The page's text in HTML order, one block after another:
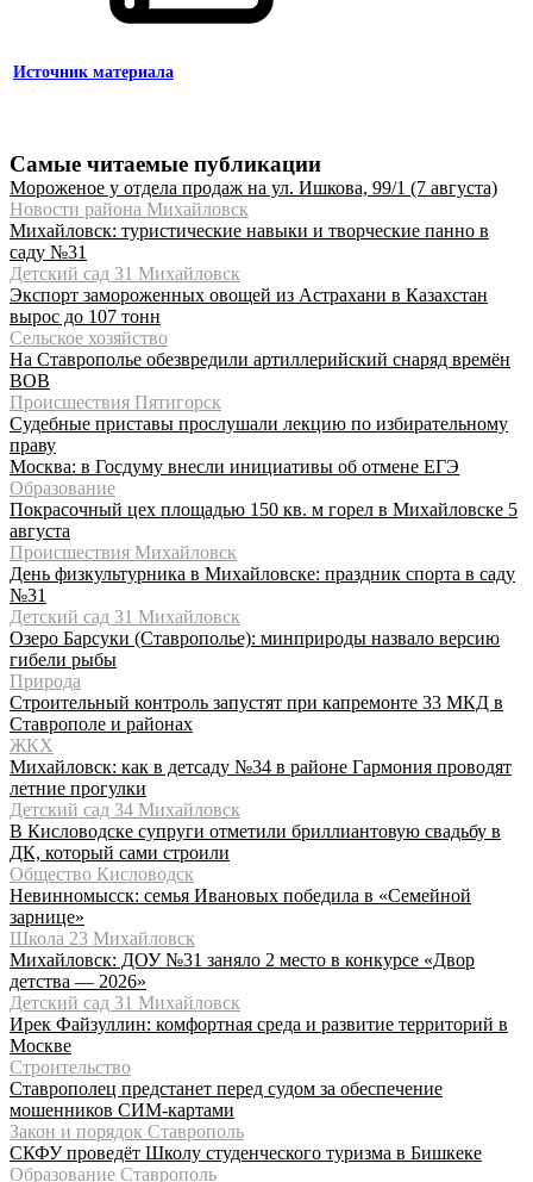
Источник материала
Самые читаемые публикации
Мороженое у отдела продаж на ул. Ишкова, 99/1 (7 августа)
Новости района Михайловск
Михайловск: туристические навыки и творческие панно в
саду №31
Детский сад 31 Михайловск
Экспорт замороженных овощей из Астрахани в Казахстан
вырос до 107 тонн
Сельское хозяйство
На Ставрополье обезвредили артиллерийский снаряд времён
ВОВ
Происшествия Пятигорск
Судебные приставы прослушали лекцию по избирательному
праву
Москва: в Госдуму внесли инициативы об отмене ЕГЭ
Образование
Покрасочный цех площадью 150 кв. м горел в Михайловске 5
августа
Происшествия Михайловск
День физкультурника в Михайловске: праздник спорта в саду
№31
Детский сад 31 Михайловск
Озеро Барсуки (Ставрополье): минприроды назвало версию
гибели рыбы
Природа
Строительный контроль запустят при капремонте 33 МКД в
Ставрополе и районах
ЖКХ
Михайловск: как в детсаду №34 в районе Гармония проводят
летние прогулки
Детский сад 34 Михайловск
В Кисловодске супруги отметили бриллиантовую свадьбу в
ДК, который сами строили
Общество Кисловодск
Невинномысск: семья Ивановых победила в «Семейной
зарнице»
Школа 23 Михайловск
Михайловск: ДОУ №31 заняло 2 место в конкурсе «Двор
детства — 2026»
Детский сад 31 Михайловск
Ирек Файзуллин: комфортная среда и развитие территорий в
Москве
Строительство
Ставрополец предстанет перед судом за обеспечение
мошенников СИМ-картами
Закон и порядок Ставрополь
СКФУ проведёт Школу студенческого туризма в Бишкеке
Образование Ставрополь